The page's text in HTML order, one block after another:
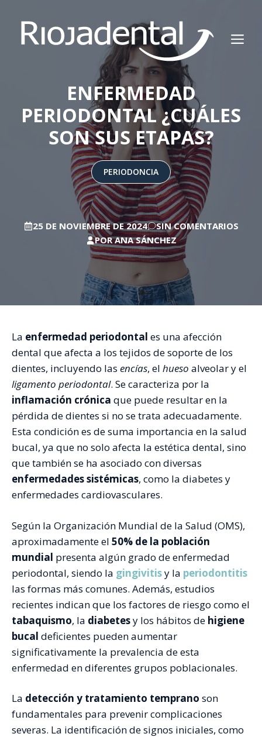
contenido
ENFERMEDAD
PERIODONTAL ¿CUÁLES
SON SUS ETAPAS?
PERIODONCIA
25 DE NOVIEMBRE DE 2024
SIN COMENTARIOS
PORANA SÁNCHEZ
La enfermedad periodontal es una afección
dental que afecta a los tejidos de soporte de los
dientes, incluyendo las encías, el hueso alveolar y el
ligamento periodontal. Se caracteriza por la
inflamación crónica que puede resultar en la
pérdida de dientes si no se trata adecuadamente.
Esta condición es de suma importancia en la salud
bucal, ya que no solo afecta la estética dental, sino
que también se ha asociado con diversas
enfermedades sistémicas, como la diabetes y
enfermedades cardiovasculares.
Según la Organización Mundial de la Salud (OMS),
aproximadamente el 50% de la población
mundial presenta algún grado de enfermedad
periodontal, siendo la gingivitisy la periodontitis
las formas más comunes. Además, estudios
recientes indican que los factores de riesgo como el
tabaquismo, la diabetesy los hábitos de higiene
bucal deficientes pueden aumentar
significativamente la prevalencia de esta
enfermedad en diferentes grupos poblacionales.
La detección y tratamiento temprano son
fundamentales para prevenir complicaciones
severas. La identificación de signos iniciales, como